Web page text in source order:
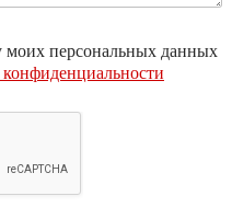
моих персональных данных